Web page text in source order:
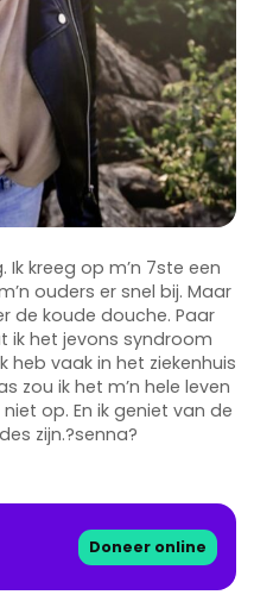
Ik kreeg op m’n 7ste een
ouders er snel bij. Maar
de koude douche. Paar
ik het jevons syndroom
heb vaak in het ziekenhuis
zou ik het m’n hele leven
op. En ik geniet van de
zijn.?senna?
Doneer online